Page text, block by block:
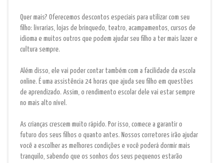
Quer mais? Oferecemos descontos especiais para utilizar com seu
filho: livrarias, lojas de brinquedo, teatro, acampamentos, cursos de
idioma e muitos outros que podem ajudar seu filho a ter mais lazer e
cultura sempre.
Além disso, ele vai poder contar também com a facilidade da escola
online. É uma assistência 24 horas que ajuda seu filho em questões
de aprendizado. Assim, o rendimento escolar dele vai estar sempre
no mais alto nível.
As crianças crescem muito rápido. Por isso, comece a garantir o
futuro dos seus filhos o quanto antes. Nossos corretores irão ajudar
você a escolher as melhores condições e você poderá dormir mais
tranquilo, sabendo que os sonhos dos seus pequenos estarão